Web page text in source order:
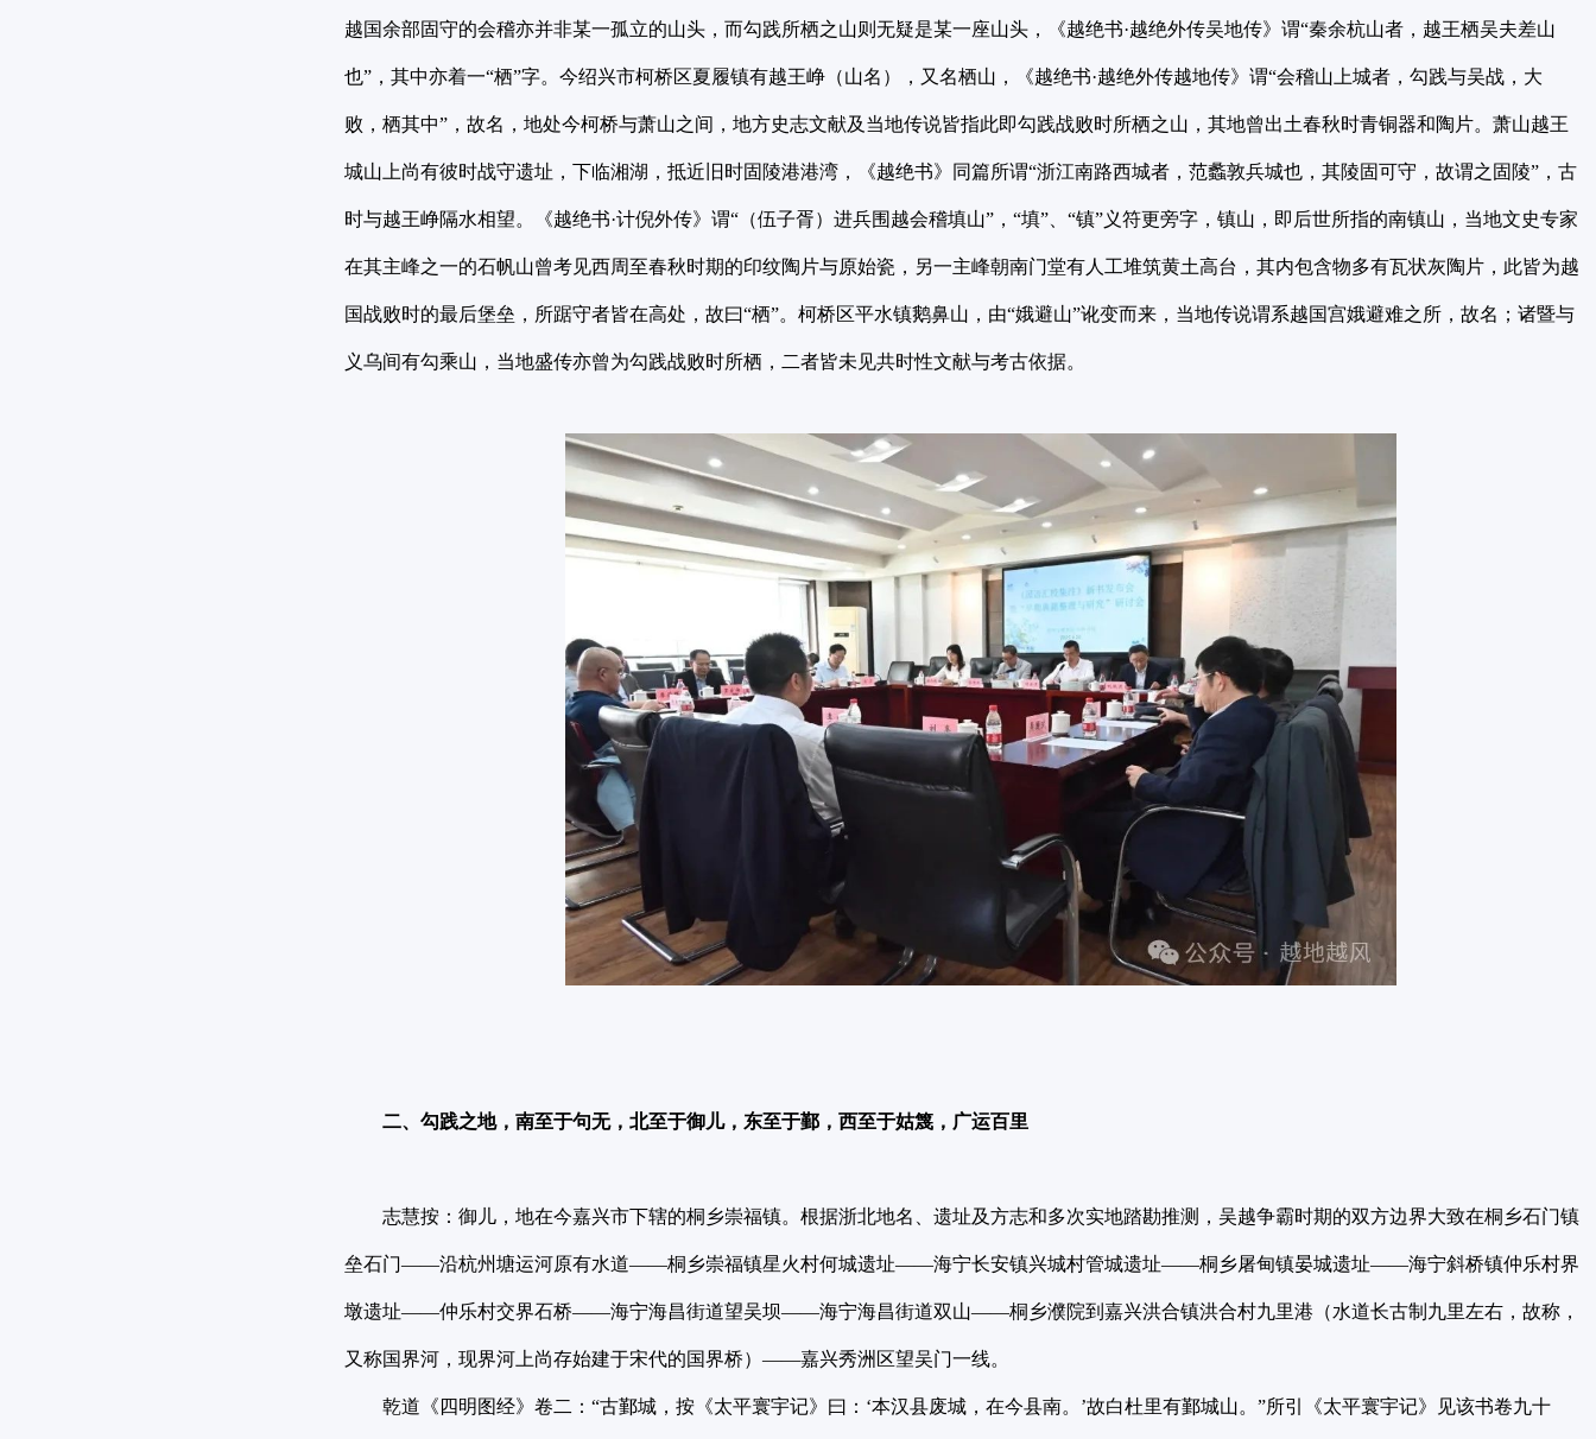
越国余部固守的会稽亦并非某一孤立的山头，而勾践所栖之山则无疑是某一座山头，《越绝书·越绝外传吴地传》谓“秦余杭山者，越王栖吴夫差山
也”，其中亦着一“栖”字。今绍兴市柯桥区夏履镇有越王峥（山名），又名栖山，《越绝书·越绝外传越地传》谓“会稽山上城者，勾践与吴战，大
败，栖其中”，故名，地处今柯桥与萧山之间，地方史志文献及当地传说皆指此即勾践战败时所栖之山，其地曾出土春秋时青铜器和陶片。萧山越王
城山上尚有彼时战守遗址，下临湘湖，抵近旧时固陵港港湾，《越绝书》同篇所谓“浙江南路西城者，范蠡敦兵城也，其陵固可守，故谓之固陵”，古
时与越王峥隔水相望。《越绝书·计倪外传》谓“（伍子胥）进兵围越会稽填山”，“填”、“镇”义符更旁字，镇山，即后世所指的南镇山，当地文史专家
在其主峰之一的石帆山曾考见西周至春秋时期的印纹陶片与原始瓷，另一主峰朝南门堂有人工堆筑黄土高台，其内包含物多有瓦状灰陶片，此皆为越
国战败时的最后堡垒，所踞守者皆在高处，故曰“栖”。柯桥区平水镇鹅鼻山，由“娥避山”讹变而来，当地传说谓系越国宫娥避难之所，故名；诸暨与
义乌间有勾乘山，当地盛传亦曾为勾践战败时所栖，二者皆未见共时性文献与考古依据。
二、勾践之地，南至于句无，北至于御儿，东至于鄞，西至于姑篾，广运百里
志慧按：御儿，地在今嘉兴市下辖的桐乡崇福镇。根据浙北地名、遗址及方志和多次实地踏勘推测，吴越争霸时期的双方边界大致在桐乡石门镇
垒石门——沿杭州塘运河原有水道——桐乡崇福镇星火村何城遗址——海宁长安镇兴城村管城遗址——桐乡屠甸镇晏城遗址——海宁斜桥镇仲乐村界
墩遗址——仲乐村交界石桥——海宁海昌街道望吴坝——海宁海昌街道双山——桐乡濮院到嘉兴洪合镇洪合村九里港（水道长古制九里左右，故称，
又称国界河，现界河上尚存始建于宋代的国界桥）——嘉兴秀洲区望吴门一线。
乾道《四明图经》卷二：“古鄞城，按《太平寰宇记》曰：‘本汉县废城，在今县南。’故白杜里有鄞城山。”所引《太平寰宇记》见该书卷九十